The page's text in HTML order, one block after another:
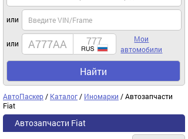
или
или
Мои
автомобили
Найти
АвтоПаскер / Каталог / Иномарки / Автозапчасти
Fiat
Автозапчасти Fiat